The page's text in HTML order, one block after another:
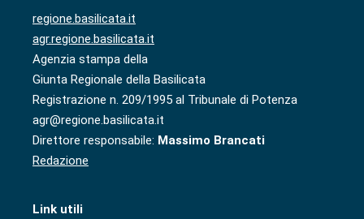
regione.basilicata.it
agr.regione.basilicata.it
Agenzia stampa della
Giunta Regionale della Basilicata
Registrazione n. 209/1995 al Tribunale di Potenza
agr@regione.basilicata.it
Direttore responsabile: Massimo Brancati
Redazione
Link utili